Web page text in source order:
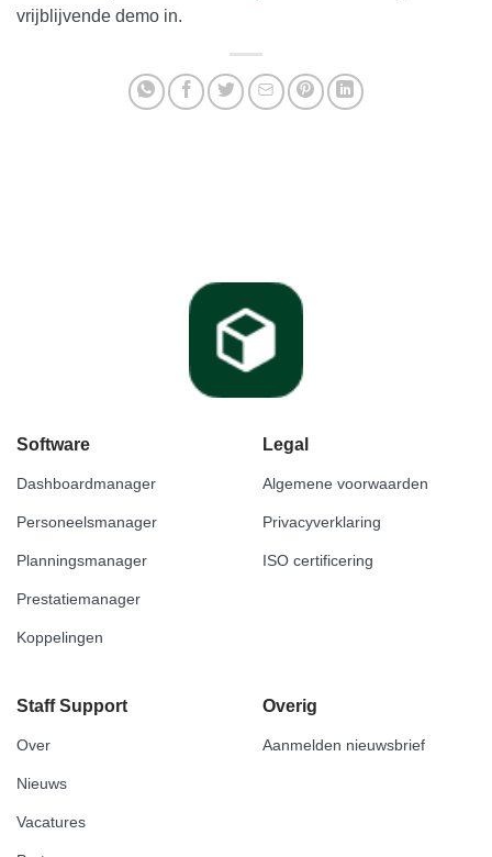
vrijblijvende demo in.
Software
Dashboardmanager
Personeelsmanager
Planningsmanager
Prestatiemanager
Koppelingen
Legal
Algemene voorwaarden
Privacyverklaring
ISO certificering
Staff Support
Over
Nieuws
Vacatures
Overig
Aanmelden nieuwsbrief